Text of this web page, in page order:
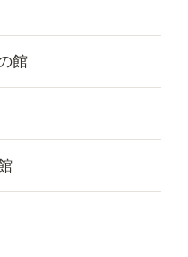
館